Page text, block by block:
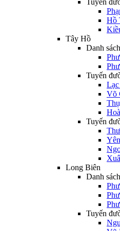
Tuyến
Hồ
Tây Hồ
Danh
Tuyến
Võ
Tuyến
Long Biên
Danh
Tuyến